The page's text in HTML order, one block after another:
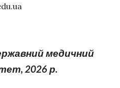
медичний
2026 р.